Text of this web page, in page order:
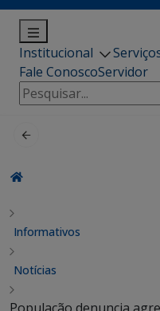
Institucional
Fale ConoscoServidor
Pesquisar
por:
Informativos
Notícias